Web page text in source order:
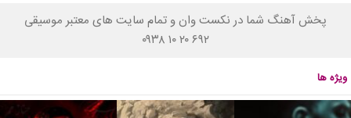
پخش آهنگ شما در نکست وان و تمام سایت های معتبر موسیقی
۰۹۳۸ ۱۰ ۲۰ ۶۹۲
ویژه ها